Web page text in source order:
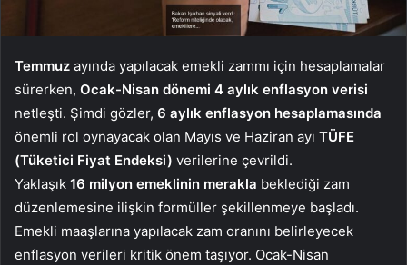
Temmuz ayında yapılacak emekli zammı için hesaplamalar
sürerken, Ocak-Nisan dönemi 4 aylık enflasyon verisi
netleşti. Şimdi gözler, 6 aylık enflasyon hesaplamasında
önemli rol oynayacak olan Mayıs ve Haziran ayı TÜFE
(Tüketici Fiyat Endeksi) verilerine çevrildi.
Yaklaşık 16 milyon emeklinin merakla beklediği zam
düzenlemesine ilişkin formüller şekillenmeye başladı.
Emekli maaşlarına yapılacak zam oranını belirleyecek
enflasyon verileri kritik önem taşıyor. Ocak-Nisan